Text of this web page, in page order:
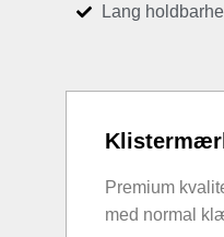
Lang
Premium
med normal